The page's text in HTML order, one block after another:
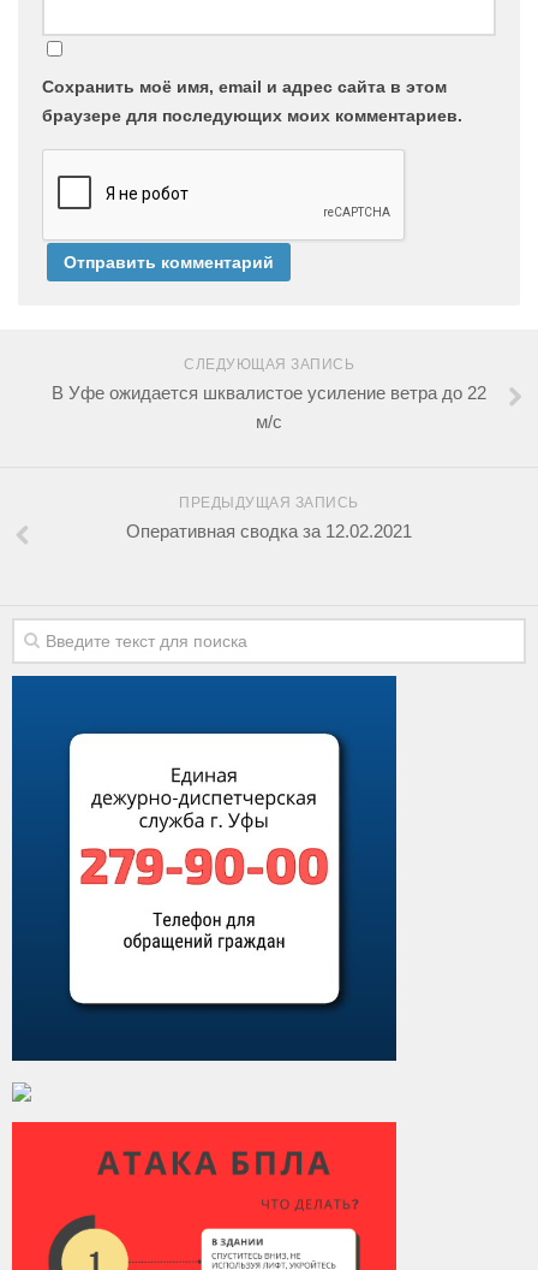
Сохранить моё имя, email и адрес сайта в этом
браузере для последующих моих комментариев.
СЛЕДУЮЩАЯ ЗАПИСЬ
В Уфе ожидается шквалистое усиление ветра до 22
м/с
ПРЕДЫДУЩАЯ ЗАПИСЬ
Оперативная сводка за 12.02.2021